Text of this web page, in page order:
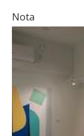
Nota